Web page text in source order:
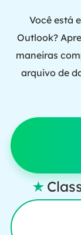
Você está
Outlook?
maneiras
arquivo de
